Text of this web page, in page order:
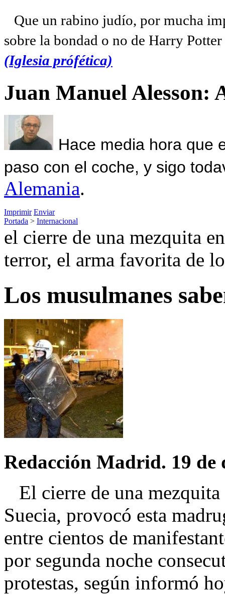
Que un rabino judío, por mucha
sobre la bondad o no de Harry
(Iglesia prófética)
Juan Manuel Alesson:
Hace media hora que
paso con el coche, y sigo
Alemania.
Imprimir Enviar
Portada > Internacional
el cierre de una mezquita
terror, el arma favorita de
Los musulmanes
Redacción Madrid. 19
El cierre de una
Suecia, provocó esta
entre cientos de
por segunda noche
protestas, según informó